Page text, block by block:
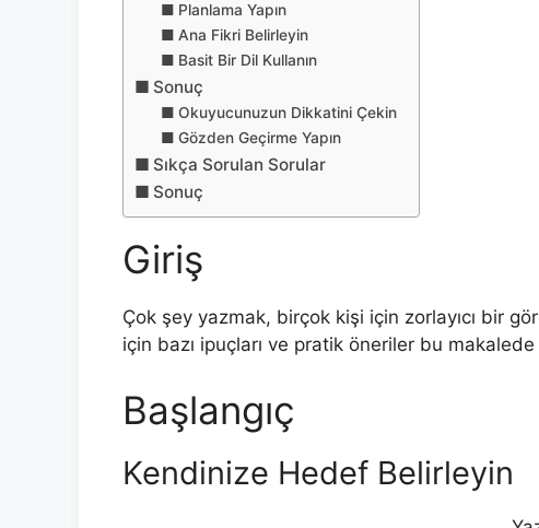
Planlama Yapın
Ana Fikri Belirleyin
Basit Bir Dil Kullanın
Sonuç
Okuyucunuzun Dikkatini Çekin
Gözden Geçirme Yapın
Sıkça Sorulan Sorular
Sonuç
Giriş
Çok şey yazmak, birçok kişi için zorlayıcı bir
için bazı ipuçları ve pratik öneriler bu makalede
Başlangıç
Kendinize Hedef Belirleyin